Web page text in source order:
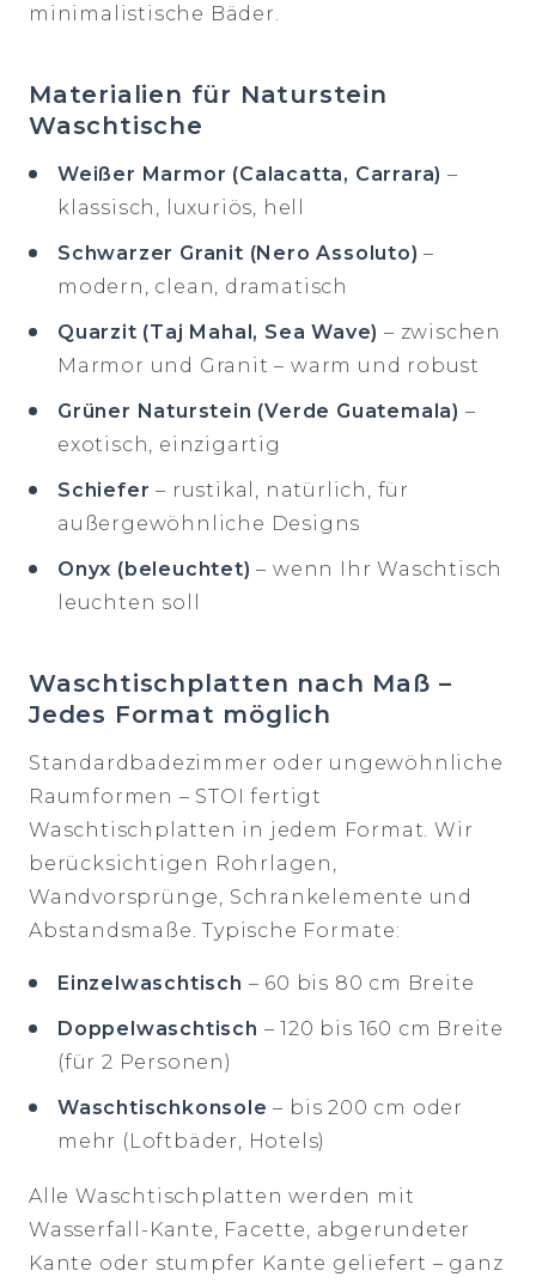
minimalistische Bäder.
Materialien für Naturstein
Waschtische
Weißer Marmor (Calacatta, Carrara) –
klassisch, luxuriös, hell
Schwarzer Granit (Nero Assoluto) –
modern, clean, dramatisch
Quarzit (Taj Mahal, Sea Wave) – zwischen
Marmor und Granit – warm und robust
Grüner Naturstein (Verde Guatemala) –
exotisch, einzigartig
Schiefer – rustikal, natürlich, für
außergewöhnliche Designs
Onyx (beleuchtet) – wenn Ihr Waschtisch
leuchten soll
Waschtischplatten nach Maß –
Jedes Format möglich
Standardbadezimmer oder ungewöhnliche
Raumformen – STOI fertigt
Waschtischplatten in jedem Format. Wir
berücksichtigen Rohrlagen,
Wandvorsprünge, Schrankelemente und
Abstandsmaße. Typische Formate:
Einzelwaschtisch – 60 bis 80 cm Breite
Doppelwaschtisch – 120 bis 160 cm Breite
(für 2 Personen)
Waschtischkonsole – bis 200 cm oder
mehr (Loftbäder, Hotels)
Alle Waschtischplatten werden mit
Wasserfall-Kante, Facette, abgerundeter
Kante oder stumpfer Kante geliefert – ganz